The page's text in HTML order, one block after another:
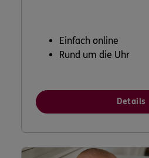
Einfach online
Rund um die Uhr
Details